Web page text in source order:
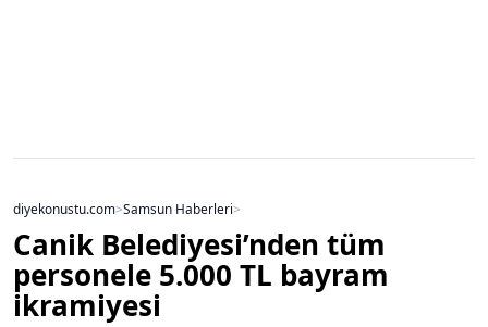
diyekonustu.com>Samsun Haberleri>
Canik Belediyesi’nden tüm
personele 5.000 TL bayram
ikramiyesi